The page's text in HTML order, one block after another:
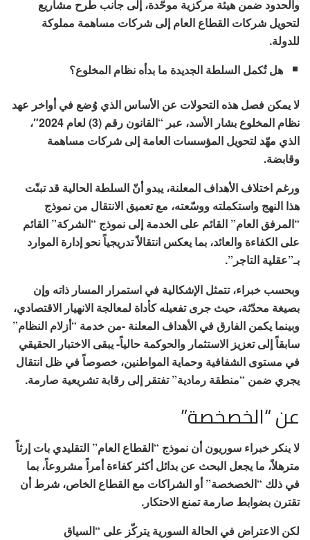
والحدود ضمن هيئة مركزية موحّدة، إلى جانب طرح مشاريع
لتحويل شركات القطاع العام إلى شركات مساهمة مملوكة
للدولة.
هل تُكمل السلطة الجديدة ما بدأه نظام المخلوع؟
لا يمكن فصل هذه التحولات عن الأساس الذي وُضع في أواخر عهد
نظام المخلوع بشار الأسد، عبر “القانون رقم (3) لعام 2024″،
الذي مهّد لتحويل المؤسسات العامة إلى شركات مساهمة
وقابضة.
ورغم اختلاف الأهداف المعلنة، يبدو أنّ السلطة الحالية قد تبنّت
هذا النهج واستكملته ووسّعته، مع تعميق الانتقال من نموذج
“المرفق العام” القائم على الخدمة إلى نموذج “الشركة” القائم
على الكفاءة والعائد، بما يعكس انتقالاً تدريجياً نحو إدارة الموارد
بـ”عقلية التاجر”.
وبحسب خبراء، تتمثل الإشكالية في استمرار المسار ذاته وإن
بصيغة محدّثة، حيث جرى تفعيله كأداة لمعالجة الانهيار الاقتصادي،
وبينما يكمن الفارق في الأهداف المعلنة -من خدمة “أزلام النظام”
سابقاً إلى تعزيز الاستثمار والحوكمة حالياً- يبقى الاختبار الحقيقي
في مستوى الشفافية وحماية المواطنين، خصوصاً في ظل انتقال
يجري ضمن “منطقة رمادية” تفتقر إلى رقابة تشريعية صارمة.
عن “الخصخصة”
لا ينكر خبراء سوريون أن نموذج “القطاع العام” التقليدي بات إرثاً
مترهلاً، ما يجعل البحث عن بدائل أكثر كفاءة أمراً مشروعاً، بما
في ذلك “الخصخصة” أو الشراكات مع القطاع الخاص، شرط أن
تقترن بضوابط صارمة تمنع الاحتكار.
لكن الاعتراض في الحالة السورية يتركّز على “السياق